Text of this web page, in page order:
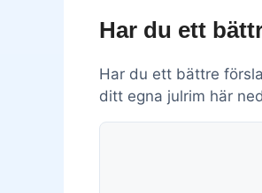
Har du ett
Har du ett bättre
ditt egna julrim här
Kommentar